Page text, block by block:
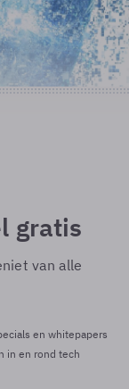
gratis
van alle
en whitepapers
in en rond tech